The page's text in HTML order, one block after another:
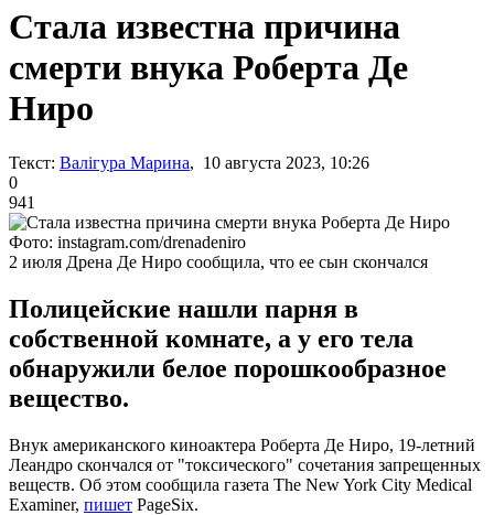
Стала известна причина
смерти внука Роберта Де
Ниро
Текст: Валігура Марина, 10 августа 2023, 10:26
0
941
Фото: instagram.com/drenadeniro
2 июля Дрена Де Ниро сообщила, что ее сын скончался
Полицейские нашли парня в
собственной комнате, а у его тела
обнаружили белое порошкообразное
вещество.
Внук американского киноактера Роберта Де Ниро, 19-летний
Леандро скончался от "токсического" сочетания запрещенных
веществ. Об этом сообщила газета The New York City Medical
Examiner, пишет PageSix.